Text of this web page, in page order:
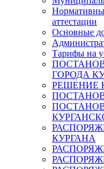
аттестации
Основные
Тарифы на
ГОРОДА
РЕШЕНИЕ
КУРГАНА